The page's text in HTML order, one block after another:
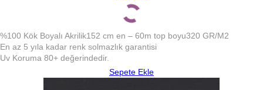
%100 Kök Boyalı Akrilik152 cm en – 60m top boyu320 GR/M2
En az 5 yıla kadar renk solmazlık garantisi
Uv Koruma 80+ değerindedir.
Sepete Ekle